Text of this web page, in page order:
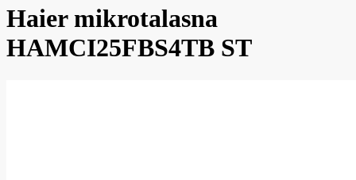
Haier mikrotalasna
HAMCI25FBS4TB ST